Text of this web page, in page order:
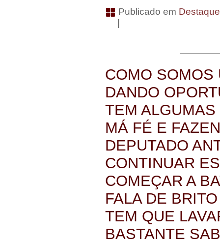
Publicado em
COMO SOMOS
DANDO
TEM
MÁ FÉ E
DEPUTADO
CONTINUAR
COMEÇAR A
FALA DE
TEM QUE
BASTANTE